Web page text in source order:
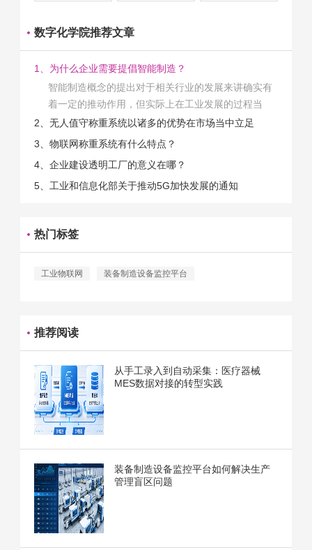
数字化学院推荐文章
1、为什么企业需要提倡智能制造？
智能制造概念的提出对于相关行业的发展来讲确实有
着一定的推动作用，但实际上在工业发展的过程当
中，能够推动相关产业发展的具体结束是非常的多
的。那么为什么企业一定需要...
2、无人值守称重系统以诸多的优势在市场当中立足
3、物联网称重系统有什么特点？
4、企业建设透明工厂的意义在哪？
5、工业和信息化部关于推动5G加快发展的通知
热门标签
工业物联网 装备制造设备监控平台
推荐阅读
从手工录入到自动采集：医疗器械
MES数据对接的转型实践
装备制造设备监控平台如何解决生产
管理盲区问题